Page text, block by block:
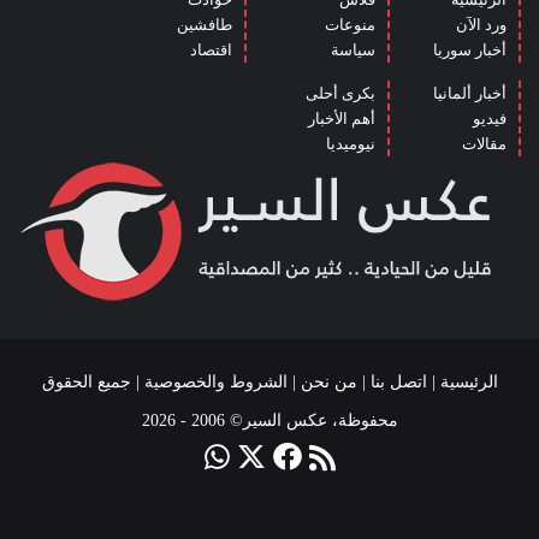
ورد الآن
أخبار سوريا
منوعات
سياسة
طافشين
اقتصاد
أخبار ألمانيا
فيديو
مقالات
بكرى أحلى
أهم الأخبار
نيوميديا
الرئيسية اتصل بنا من نحن الشروط والخصوصية | جميع الحقوق
محفوظة، عكس السير© 2006 - 2026